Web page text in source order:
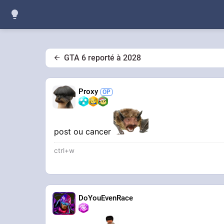
GTA 6 reporté à 2028
Proxy
post ou cancer
ctrl+w
DoYouEvenRace